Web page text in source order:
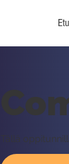
Tällä